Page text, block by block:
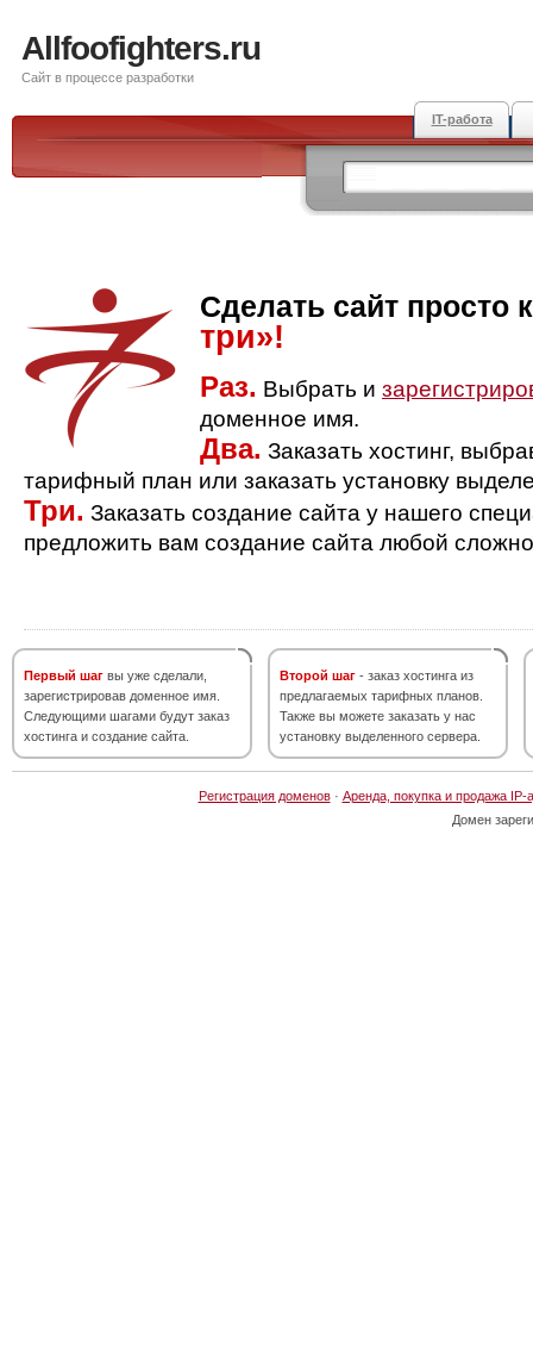
Allfoofighters.ru
Сайт в процессе разработки
IT-работа
Сделать сайт просто
три»!
Раз. Выбрать и
доменное имя.
Два. Заказать хостинг,
тарифный план или заказать установку
Три. Заказать создание сайта у нашего
предложить вам создание сайта любой
Первый шаг вы уже сделали,
зарегистрировав доменное имя.
Следующими шагами будут заказ
хостинга и создание сайта.
Второй шаг - заказ хостинга из
предлагаемых тарифных планов.
Также вы можете заказать у нас
установку выделенного сервера.
Регистрация доменов· Аренда, покупка и продажа IP-
Домен